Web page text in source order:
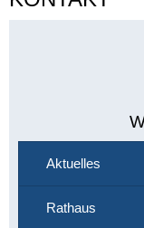
Aktuelles
Rathaus